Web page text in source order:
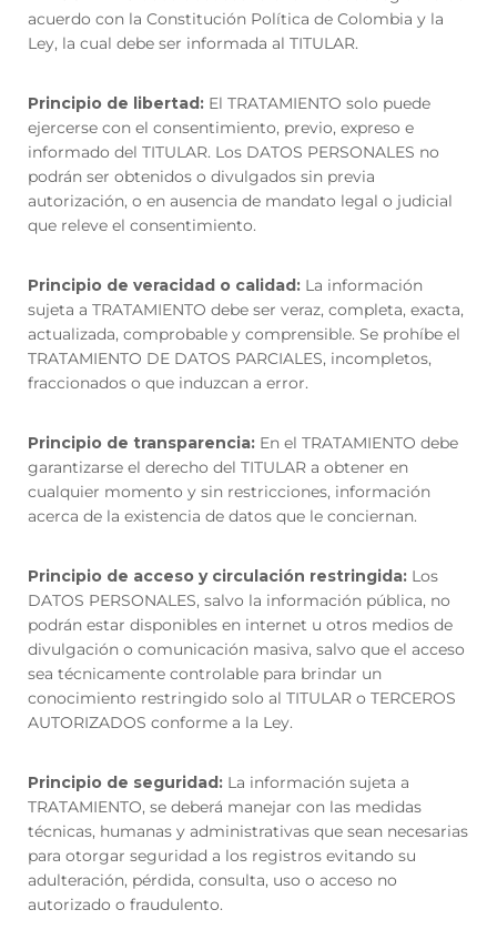
acuerdo con la Constitución Política de Colombia y la
Ley, la cual debe ser informada al TITULAR.
Principio de libertad: El TRATAMIENTO solo puede
ejercerse con el consentimiento, previo, expreso e
informado del TITULAR. Los DATOS PERSONALES no
podrán ser obtenidos o divulgados sin previa
autorización, o en ausencia de mandato legal o judicial
que releve el consentimiento.
Principio de veracidad o calidad: La información
sujeta a TRATAMIENTO debe ser veraz, completa, exacta,
actualizada, comprobable y comprensible. Se prohíbe el
TRATAMIENTO DE DATOS PARCIALES, incompletos,
fraccionados o que induzcan a error.
Principio de transparencia: En el TRATAMIENTO debe
garantizarse el derecho del TITULAR a obtener en
cualquier momento y sin restricciones, información
acerca de la existencia de datos que le conciernan.
Principio de acceso y circulación restringida: Los
DATOS PERSONALES, salvo la información pública, no
podrán estar disponibles en internet u otros medios de
divulgación o comunicación masiva, salvo que el acceso
sea técnicamente controlable para brindar un
conocimiento restringido solo al TITULAR o TERCEROS
AUTORIZADOS conforme a la Ley.
Principio de seguridad: La información sujeta a
TRATAMIENTO, se deberá manejar con las medidas
técnicas, humanas y administrativas que sean necesarias
para otorgar seguridad a los registros evitando su
adulteración, pérdida, consulta, uso o acceso no
autorizado o fraudulento.